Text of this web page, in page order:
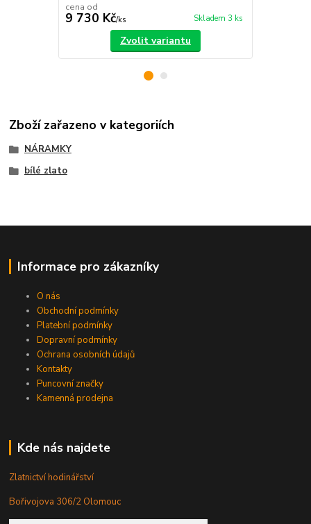
cena od
9 730 Kč/ks Skladem 3 ks
Zvolit variantu
Zboží zařazeno v kategoriích
NÁRAMKY
bílé zlato
Informace pro zákazníky
O nás
Obchodní podmínky
Platební podmínky
Dopravní podmínky
Ochrana osobních údajů
Kontakty
Puncovní značky
Kamenná prodejna
Kde nás najdete
Zlatnictví hodinářství
Bořivojova 306/2 Olomouc